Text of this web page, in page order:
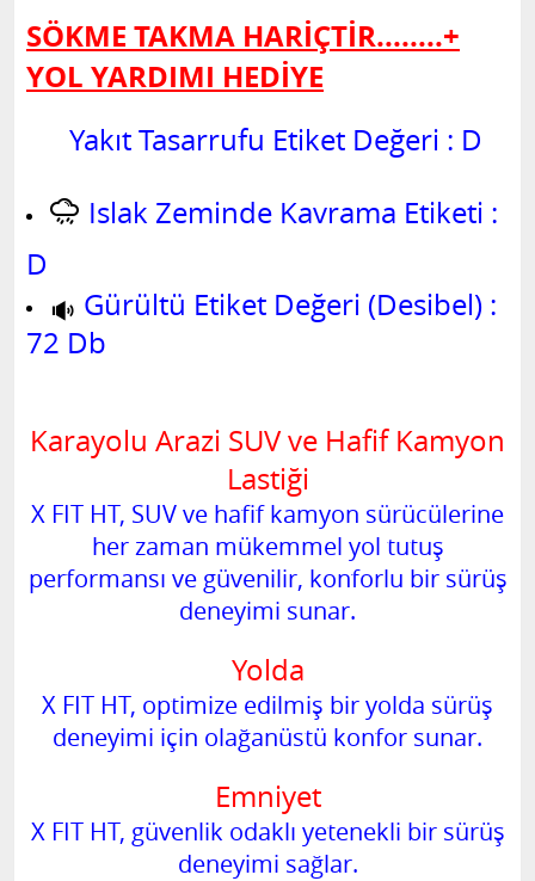
SÖKME TAKMA HARİÇTİR........+
YOL YARDIMI HEDİYE
Yakıt Tasarrufu Etiket Değeri : D
Islak Zeminde Kavrama Etiketi :
D
Gürültü Etiket Değeri (Desibel) :
72 Db
Karayolu Arazi SUV ve Hafif Kamyon
Lastiği
X FIT HT, SUV ve hafif kamyon sürücülerine
her zaman mükemmel yol tutuş
performansı ve güvenilir, konforlu bir sürüş
deneyimi sunar.
Yolda
X FIT HT, optimize edilmiş bir yolda sürüş
deneyimi için olağanüstü konfor sunar.
Emniyet
X FIT HT, güvenlik odaklı yetenekli bir sürüş
deneyimi sağlar.